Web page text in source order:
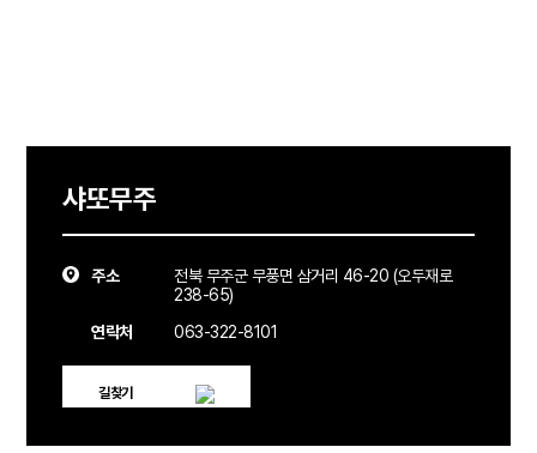
샤또무주
주소
전북 무주군 무풍면 삼거리 46-20 (오두재로
238-65)
연락처
063-322-8101
길찾기